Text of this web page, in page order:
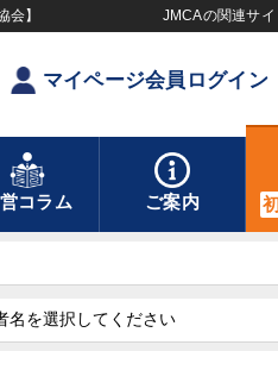
】 JMCAの関連サイ
マイページ会員ログイン
コラム ご案内